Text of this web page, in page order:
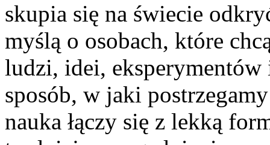
skupia się na świecie
myślą o osobach, które
ludzi, idei,
sposób, w jaki
nauka łączy się z lekką